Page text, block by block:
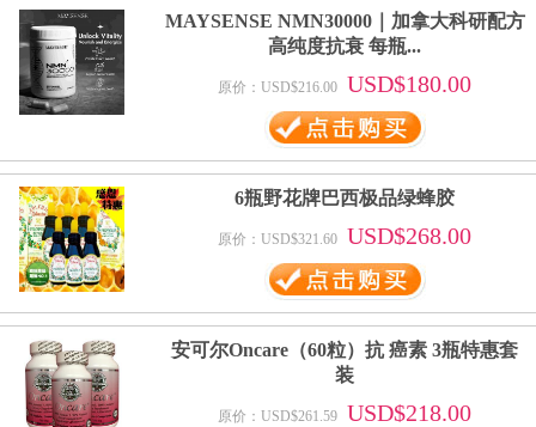
MAYSENSE NMN30000｜加拿大科研配方
高纯度抗衰 每瓶...
原价：USD$216.00 USD$180.00
6瓶野花牌巴西极品绿蜂胶
原价：USD$321.60 USD$268.00
安可尔Oncare（60粒）抗 癌素 3瓶特惠套
装
原价：USD$261.59 USD$218.00